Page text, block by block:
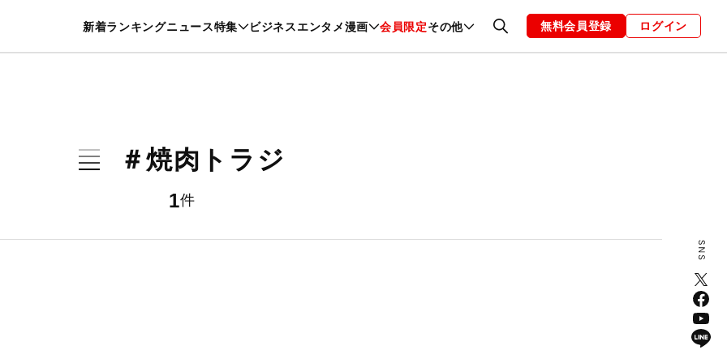
新着ランキングニュース特集 ビジネスエンタメ漫画 会員限定その他
暮らし スポーツ ヘルスケア 美容 グルメ ファッション 恋愛・結婚 編集部 お知らせ
無料会員登録 ログイン
＃焼肉トラジ
1件